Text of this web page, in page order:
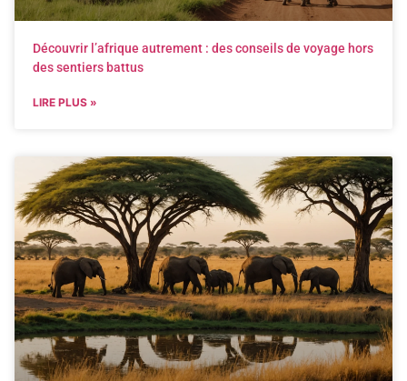
Découvrir l’afrique autrement : des conseils de voyage hors
des sentiers battus
LIRE PLUS »